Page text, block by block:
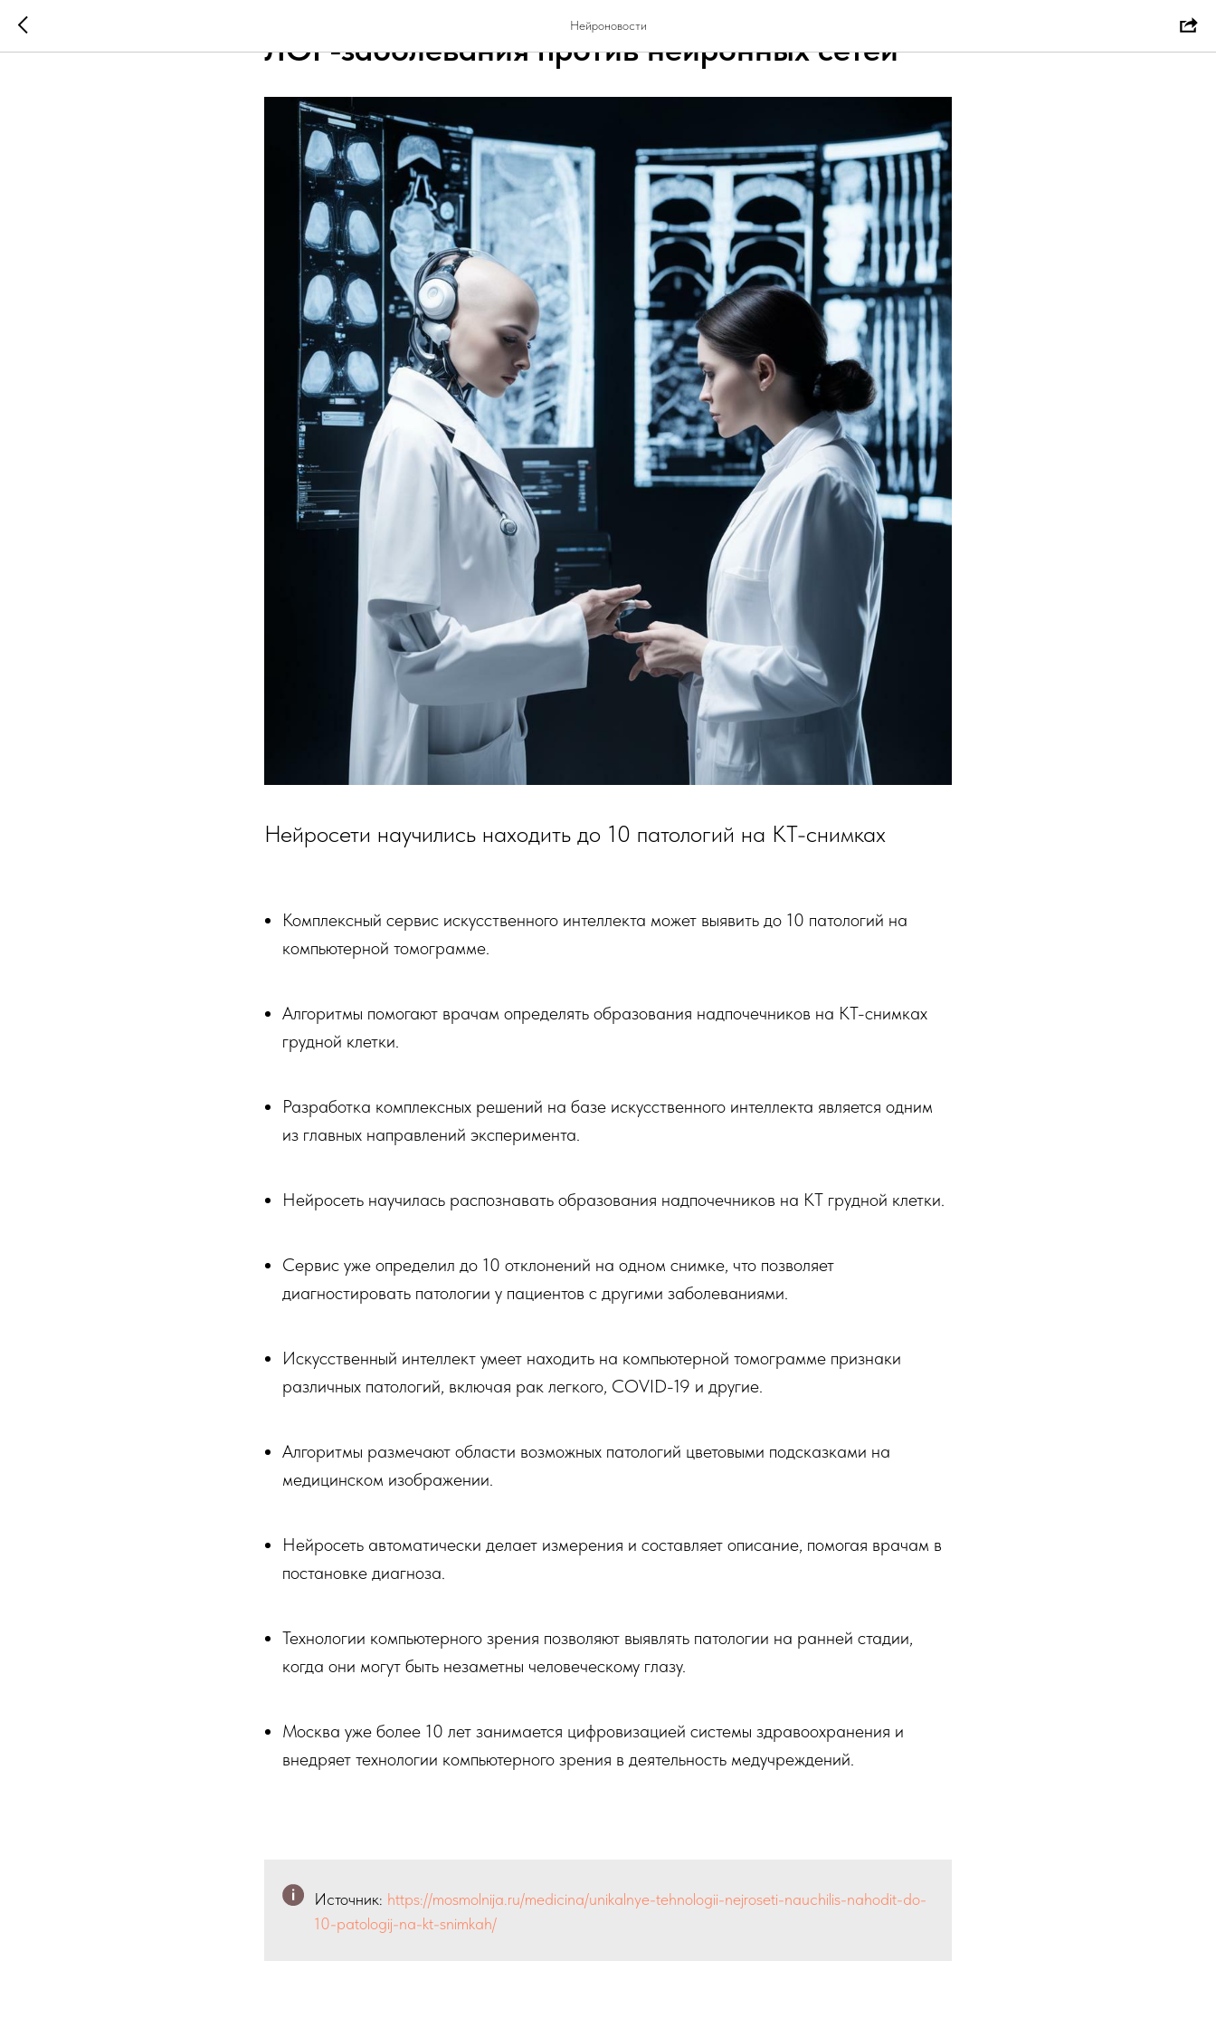
Нейроновости
ЛОР-заболевания против нейронных сетей
Нейросети научились находить до 10 патологий на КТ-снимках
Комплексный сервис искусственного интеллекта может выявить до 10 патологий на
компьютерной томограмме.
Алгоритмы помогают врачам определять образования надпочечников на КТ-снимках
грудной клетки.
Разработка комплексных решений на базе искусственного интеллекта является одним
из главных направлений эксперимента.
Нейросеть научилась распознавать образования надпочечников на КТ грудной клетки.
Сервис уже определил до 10 отклонений на одном снимке, что позволяет
диагностировать патологии у пациентов с другими заболеваниями.
Искусственный интеллект умеет находить на компьютерной томограмме признаки
различных патологий, включая рак легкого, COVID-19 и другие.
Алгоритмы размечают области возможных патологий цветовыми подсказками на
медицинском изображении.
Нейросеть автоматически делает измерения и составляет описание, помогая врачам в
постановке диагноза.
Технологии компьютерного зрения позволяют выявлять патологии на ранней стадии,
когда они могут быть незаметны человеческому глазу.
Москва уже более 10 лет занимается цифровизацией системы здравоохранения и
внедряет технологии компьютерного зрения в деятельность медучреждений.
Источник: https://mosmolnija.ru/medicina/unikalnye-tehnologii-nejroseti-nauchilis-nahodit-do-
10-patologij-na-kt-snimkah/